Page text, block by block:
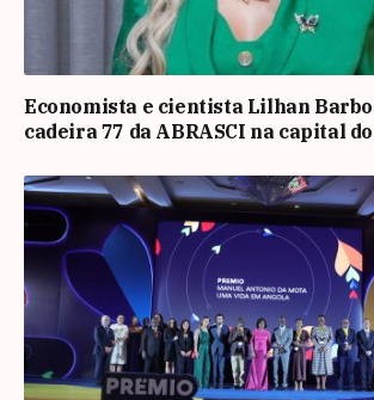
Economista e cientista Lilhan
cadeira 77 da ABRASCI na capital